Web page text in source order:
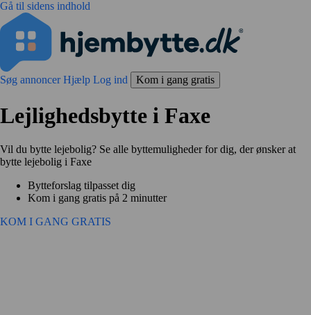
Gå til sidens indhold
Søg annoncerHjælp Log ind Kom i gang gratis
Lejlighedsbytte i Faxe
Vil du bytte lejebolig? Se alle byttemuligheder for dig, der ønsker at
bytte lejebolig i Faxe
Bytteforslag tilpasset dig
Kom i gang gratis på 2 minutter
KOM I GANG GRATIS